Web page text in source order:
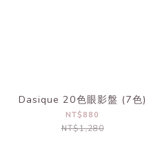
Dasique 20色眼影盤 (7色)
NT$880
NT$1,280